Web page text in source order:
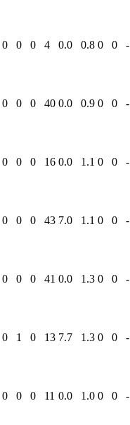
0 0 0 4 0.0 0.8 0 0
-
0 0 0 40 0.0 0.9 0 0
-
0 0 0 16 0.0 1.1 0 0
-
0 0 0 43 7.0 1.1 0 0
-
0 0 0 41 0.0 1.3 0 0
-
0 1 0 13 7.7 1.3 0 0
-
0 0 0 11 0.0 1.0 0 0
-